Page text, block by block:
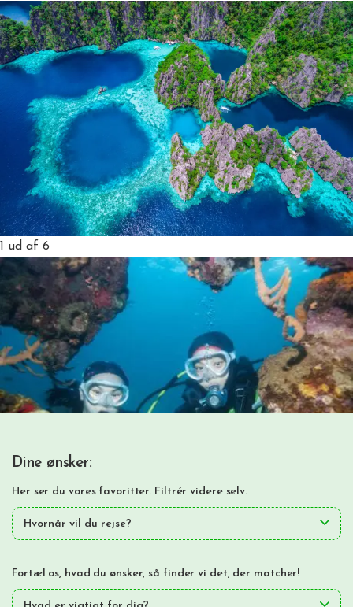
1 ud af 6
Glæd dig til...
Paradisøer med kridhvide strande, palmer og krystalklart
vand
Sejlture mellem dramatiske kalkstensklipper, skjulte laguner
Dine ønsker:
Her ser du vores favoritter. Filtrér videre selv.
Hvornår vil du rejse?
Fortæl os, hvad du ønsker, så finder vi det, der matcher!